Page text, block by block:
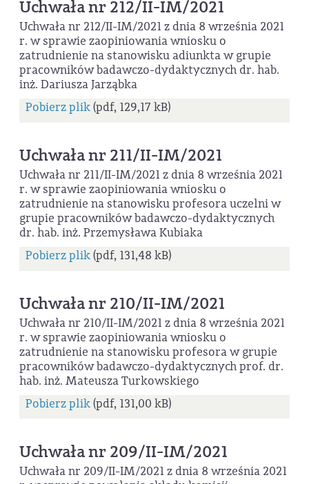
Uchwała nr 212/II-IM/2021
Uchwała nr 212/II-IM/2021 z dnia 8 września 2021
r. w sprawie zaopiniowania wniosku o
zatrudnienie na stanowisku adiunkta w grupie
pracowników badawczo-dydaktycznych dr. hab.
inż. Dariusza Jarząbka
Pobierz plik(pdf, 129,17 kB)
Uchwała nr 211/II-IM/2021
Uchwała nr 211/II-IM/2021 z dnia 8 września 2021
r. w sprawie zaopiniowania wniosku o
zatrudnienie na stanowisku profesora uczelni w
grupie pracowników badawczo-dydaktycznych
dr. hab. inż. Przemysława Kubiaka
Pobierz plik(pdf, 131,48 kB)
Uchwała nr 210/II-IM/2021
Uchwała nr 210/II-IM/2021 z dnia 8 września 2021
r. w sprawie zaopiniowania wniosku o
zatrudnienie na stanowisku profesora w grupie
pracowników badawczo-dydaktycznych prof. dr.
hab. inż. Mateusza Turkowskiego
Pobierz plik(pdf, 131,00 kB)
Uchwała nr 209/II-IM/2021
Uchwała nr 209/II-IM/2021 z dnia 8 września 2021